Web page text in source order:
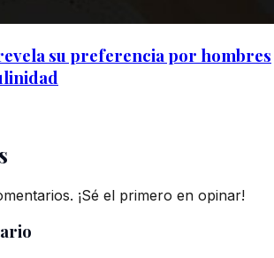
su preferencia por hombres
¡Sé el primero en opinar!